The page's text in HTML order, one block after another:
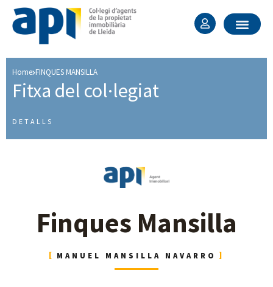
Home FINQUES MANSILLA
Fitxa del col·legiat ​
DETALLS
Finques Mansilla
MANUEL MANSILLA NAVARRO